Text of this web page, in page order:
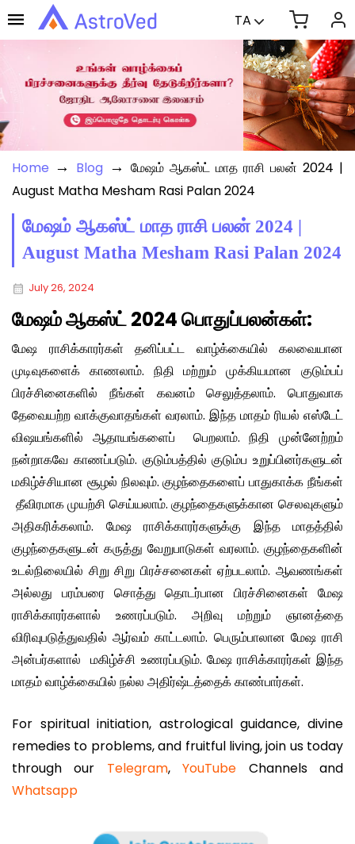
TA
Home → Blog → மேஷம் ஆகஸ்ட் மாத ராசி பலன் 2024 |
August Matha Mesham Rasi Palan 2024
மேஷம் ஆகஸ்ட் மாத ராசி பலன் 2024 |
August Matha Mesham Rasi Palan 2024
July 26, 2024
மேஷம் ஆகஸ்ட் 2024 பொதுப்பலன்கள்:
மேஷ ராசிக்காரர்கள் தனிப்பட்ட வாழ்க்கையில் கலவையான
முடிவுகளைக் காணலாம். நிதி மற்றும் முக்கியமான குடும்பப்
பிரச்சினைகளில் நீங்கள் கவனம் செலுத்தலாம். பொதுவாக
தேவையற்ற வாக்குவாதங்கள் வரலாம். இந்த மாதம் ரியல் எஸ்டேட்
விஷயங்களில் ஆதாயங்களைப் பெறலாம். நிதி முன்னேற்றம்
நன்றாகவே காணப்படும். குடும்பத்தில் குடும்ப உறுப்பினர்களுடன்
மகிழ்ச்சியான சூழல் நிலவும். குழந்தைகளைப் பாதுகாக்க நீங்கள்
தீவிரமாக முயற்சி செய்யலாம். குழந்தைகளுக்கான செலவுகளும்
அதிகரிக்கலாம். மேஷ ராசிக்காரர்களுக்கு இந்த மாதத்தில்
குழந்தைகளுடன் கருத்து வேறுபாடுகள் வரலாம். குழந்தைகளின்
உடல்நிலையில் சிறு சிறு பிரச்சனைகள் ஏற்படலாம். ஆவணங்கள்
அல்லது பரம்பரை சொத்து தொடர்பான பிரச்சினைகள் மேஷ
ராசிக்காரர்களால் உணரப்படும். அறிவு மற்றும் ஞானத்தை
விரிவுபடுத்துவதில் ஆர்வம் காட்டலாம். பெரும்பாலான மேஷ ராசி
அன்பர்களால் மகிழ்ச்சி உணரப்படும். மேஷ ராசிக்காரர்கள் இந்த
மாதம் வாழ்க்கையில் நல்ல அதிர்ஷ்டத்தைக் காண்பார்கள்.
For spiritual initiation, astrological guidance, divine
remedies to problems, and fruitful living, join us today
through our Telegram,YouTube Channels and
Whatsapp